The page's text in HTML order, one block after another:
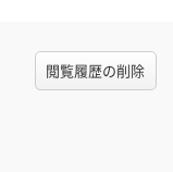
閲覧履歴の削除